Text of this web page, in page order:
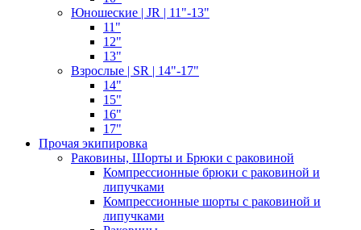
Юношеские | JR | 11"-13"
11"
12"
13"
Взрослые | SR | 14"-17"
14"
15"
16"
17"
Прочая экипировка
Раковины, Шорты и Брюки с раковиной
Компрессионные брюки с раковиной и
липучками
Компрессионные шорты с раковиной и
липучками